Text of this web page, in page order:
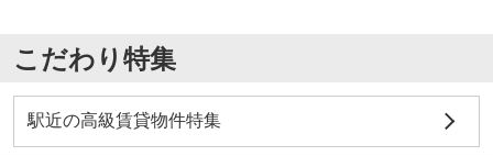
こだわり特集
駅近の高級賃貸物件特集